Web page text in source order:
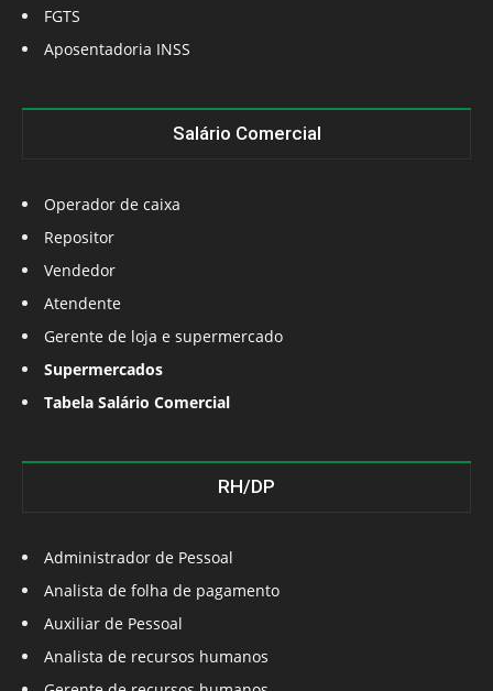
FGTS
Aposentadoria INSS
Salário Comercial
Operador de caixa
Repositor
Vendedor
Atendente
Gerente de loja e supermercado
Supermercados
Tabela Salário Comercial
RH/DP
Administrador de Pessoal
Analista de folha de pagamento
Auxiliar de Pessoal
Analista de recursos humanos